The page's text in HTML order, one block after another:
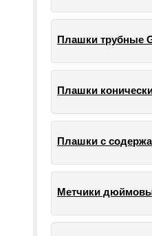
Плашки трубные
Плашки
Плашки с
Метчики